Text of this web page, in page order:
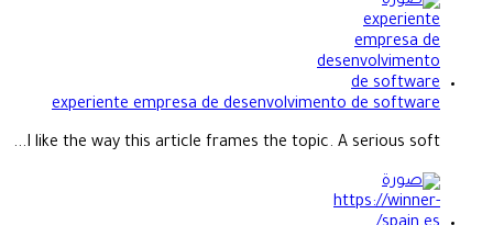
experiente empresa de desenvolvimento de software
I like the way this article frames the topic. A serious soft...